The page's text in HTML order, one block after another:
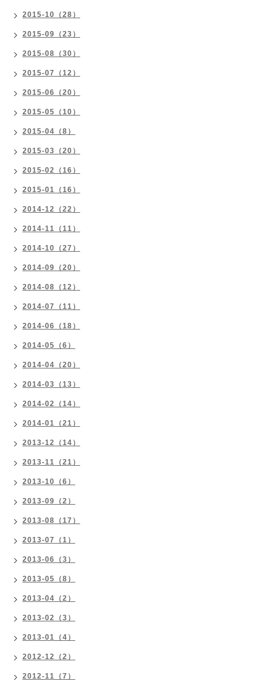
2015-10（28）
2015-09（23）
2015-08（30）
2015-07（12）
2015-06（20）
2015-05（10）
2015-04（8）
2015-03（20）
2015-02（16）
2015-01（16）
2014-12（22）
2014-11（11）
2014-10（27）
2014-09（20）
2014-08（12）
2014-07（11）
2014-06（18）
2014-05（6）
2014-04（20）
2014-03（13）
2014-02（14）
2014-01（21）
2013-12（14）
2013-11（21）
2013-10（6）
2013-09（2）
2013-08（17）
2013-07（1）
2013-06（3）
2013-05（8）
2013-04（2）
2013-02（3）
2013-01（4）
2012-12（2）
2012-11（7）